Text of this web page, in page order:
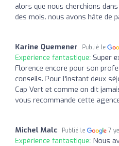
alors que nous cherchions
des mois. nous avons hâte de
Karine Quemener Publié le
Expérience fantastique: Super
Florence encore pour son
conseils. Pour l'instant deux
Cap Vert et comme on dit
vous recommande cette
Michel Malc Publié le 7
Expérience fantastique: Nous